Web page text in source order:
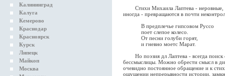
Калининград
Калуга
Кемерово
Краснодар
Красноярск
Курск
Липецк
Майкоп
Москва
Стихи Михаила Лаптева - неровные,
иногда - превращаются в почти
В предплечье гипсовом Руссо
поет слепое колесо.
От песни голуби горят,
и гневно моетс Марат.
Но поэзия дл Лаптева - всегда поиск
бессмыслицы. Можно обрести смысл в
очевидно постоянное обращение и к
ощущении непрерывности истории,